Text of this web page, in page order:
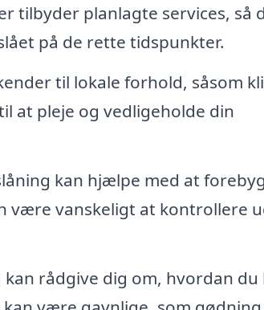
tilbyder planlagte services, så
på de rette tidspunkter.
til lokale forhold, såsom
at pleje og vedligeholde din
kan hjælpe med at
være vanskeligt at kontrollere
rådgive dig om, hvordan du